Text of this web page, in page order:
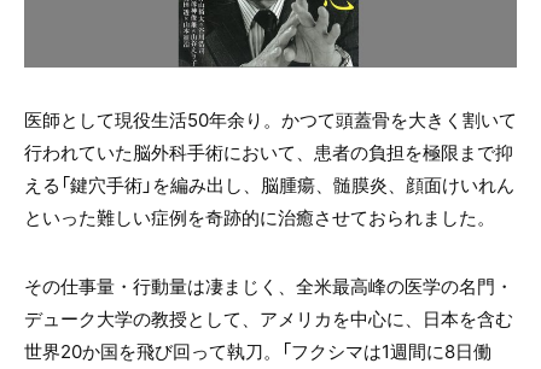
医師として現役生活50年余り。かつて頭蓋骨を大きく割いて
行われていた脳外科手術において、患者の負担を極限まで抑
える「鍵穴手術」を編み出し、脳腫瘍、髄膜炎、顔面けいれん
といった難しい症例を奇跡的に治癒させておられました。
その仕事量・行動量は凄まじく、全米最高峰の医学の名門・
デューク大学の教授として、アメリカを中心に、日本を含む
世界20か国を飛び回って執刀。「フクシマは1週間に8日働